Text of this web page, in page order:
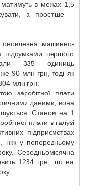
матимуть в межах 1,5
а простіше –
оновлення машинно-
підсумками першого
335 одиниць
90 млн грн, тоді як
млн грн.
заробітної плати
даними, вона
Станом на 1
плати в галузі
підприємствах
у попередньому
Середньомісячна
1234 грн, що на